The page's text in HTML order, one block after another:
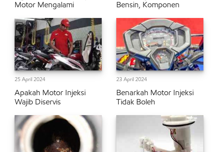
Motor Mengalami
Bensin, Komponen
25 April 2024
Apakah Motor Injeksi
Wajib Diservis
23 April 2024
Benarkah Motor Injeksi
Tidak Boleh